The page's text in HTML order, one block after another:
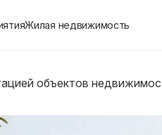
Жилая недвижимость
объектов